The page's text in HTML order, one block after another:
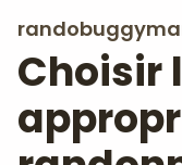
Choisir